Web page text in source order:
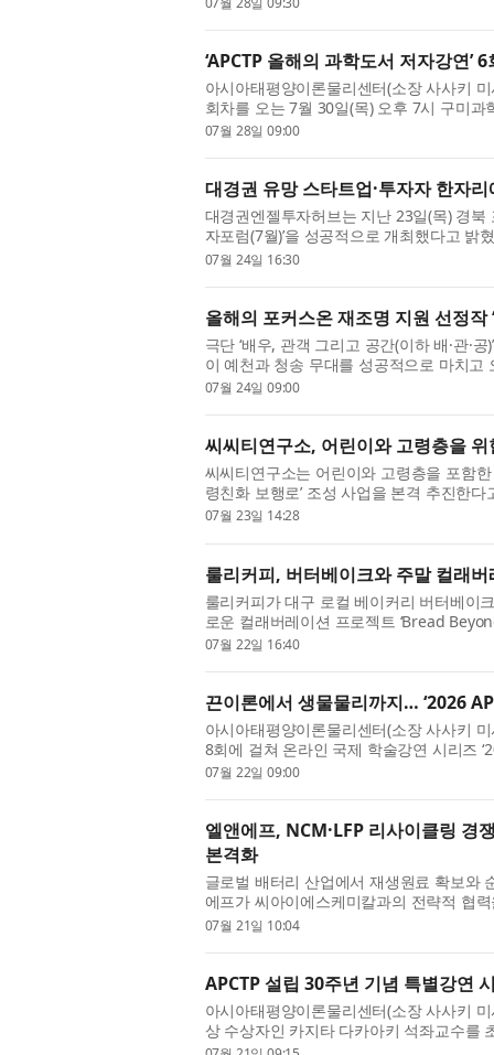
‘APCTP 올해의 과학도서 저자강연’
아시아태평양이론물리센터(소장 사사키 미
회차를 오는 7월 30일(목) 오후 7시 구미과
자 정민섭 박사(한국...
07월 28일 09:00
대경권 유망 스타트업·투자자 한자
대경권엔젤투자허브는 지난 23일(목) 경
자포럼(7월)’을 성공적으로 개최했다고
를 확대하고 지역 투자...
07월 24일 16:30
올해의 포커스온 재조명 지원 선정작
극단 ‘배우, 관객 그리고 공간(이하 배·관·
이 예천과 청송 무대를 성공적으로 마치고
디어, 헬렌’...
07월 24일 09:00
씨씨티연구소, 어린이와 고령층을
씨씨티연구소는 어린이와 고령층을 포함한
령친화 보행로’ 조성 사업을 본격 추진한
체감할 수 있는 안...
07월 23일 14:28
룰리커피, 버터베이크와 주말 컬래
룰리커피가 대구 로컬 베이커리 버터베이
로운 컬래버레이션 프로젝트 ‘Bread
룰리커피 가창점과 고모점...
07월 22일 16:40
끈이론에서 생물물리까지… ‘2026
아시아태평양이론물리센터(소장 사사키
8회에 걸쳐 온라인 국제 학술강연 시리즈
‘끈이론에서 생물물리까...
07월 22일 09:00
엘앤에프, NCM·LFP 리사이클링 경
본격화
글로벌 배터리 산업에서 재생원료 확보와
에프가 씨아이에스케미칼과의 전략적 협력
터리 리사이클링 사업을 ...
07월 21일 10:04
APCTP 설립 30주년 기념 특별강연
아시아태평양이론물리센터(소장 사사키
상 수상자인 카지타 다카아키 석좌교수를
다. 지난 15일부터 16일까...